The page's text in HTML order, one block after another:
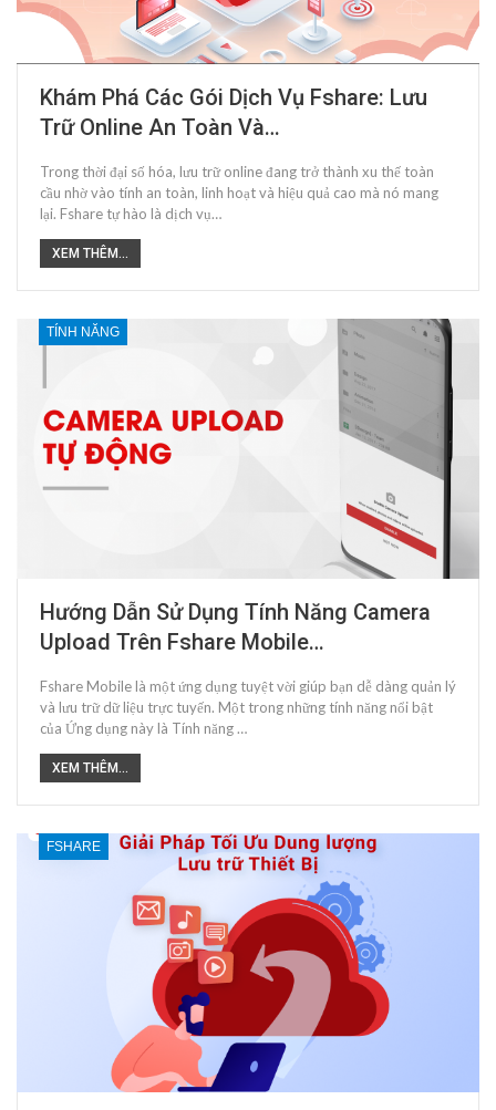
Khám Phá Các Gói Dịch Vụ Fshare: Lưu
Trữ Online An Toàn Và…
Trong thời đại số hóa, lưu trữ online đang trở thành xu thế toàn
cầu nhờ vào tính an toàn, linh hoạt và hiệu quả cao mà nó mang
lại. Fshare tự hào là dịch vụ…
XEM THÊM...
TÍNH NĂNG
Hướng Dẫn Sử Dụng Tính Năng Camera
Upload Trên Fshare Mobile…
Fshare Mobile là một ứng dụng tuyệt vời giúp bạn dễ dàng quản lý
và lưu trữ dữ liệu trực tuyến. Một trong những tính năng nổi bật
của Ứng dụng này là Tính năng …
XEM THÊM...
FSHARE